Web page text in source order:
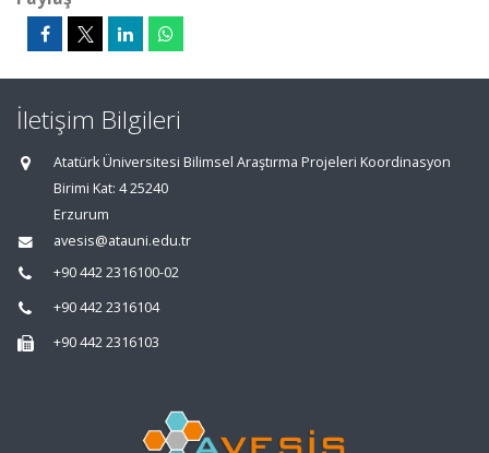
İletişim Bilgileri
Atatürk Üniversitesi Bilimsel Araştırma Projeleri Koordinasyon
Birimi Kat: 4 25240
Erzurum
avesis@atauni.edu.tr
+90 442 2316100-02
+90 442 2316104
+90 442 2316103